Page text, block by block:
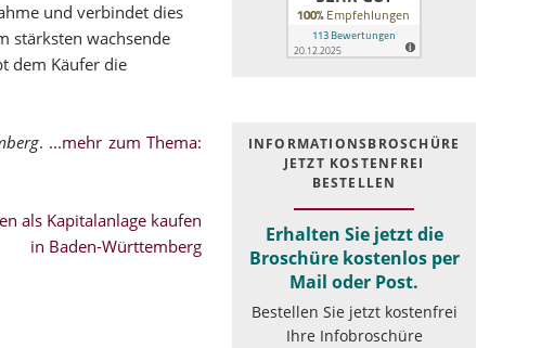
und verbindet dies
stärksten wachsende
dem Käufer die
. ...mehr zum Thema:
als Kapitalanlage kaufen
in Baden-Württemberg
INFOR­MATIONS­BROSCHÜRE
JETZT KOSTEN­FREI
BESTELLEN
Erhalten Sie jetzt die
Broschüre kostenlos per
Mail oder Post.
Bestellen Sie jetzt kostenfrei
Ihre Infobroschüre